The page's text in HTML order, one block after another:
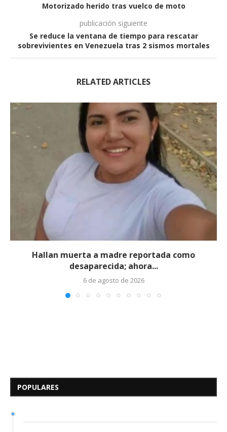
Motorizado herido tras vuelco de moto
publicación siguiente
Se reduce la ventana de tiempo para rescatar
sobrevivientes en Venezuela tras 2 sismos mortales
RELATED ARTICLES
Hallan muerta a madre reportada como
desaparecida; ahora...
6 de agosto de 2026
POPULARESDesconocidos del...